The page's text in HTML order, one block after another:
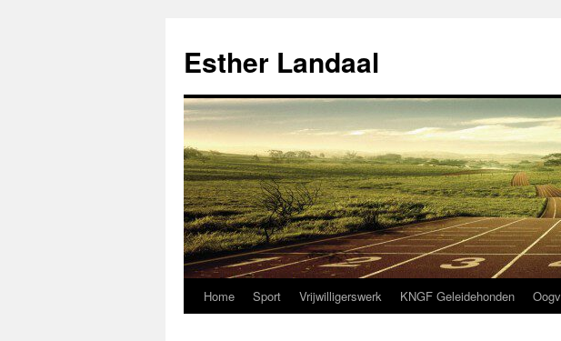
de
inhoud
Esther Landaal
Home Sport Vrijwilligerswerk KNGF Geleidehonden